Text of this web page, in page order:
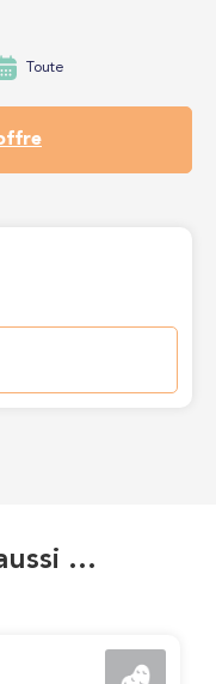
Toute
…